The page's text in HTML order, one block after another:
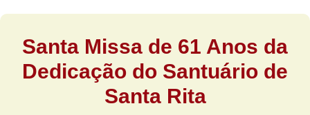
Santa Missa de 61 Anos da
Dedicação do Santuário de
Santa Rita